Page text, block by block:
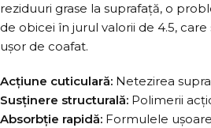
reziduuri grase la suprafață, o
de obicei în jurul valorii de 4.5,
ușor de coafat.
Acțiune cuticulară: Netezirea
Susținere structurală: Polimerii
Absorbție rapidă: Formulele